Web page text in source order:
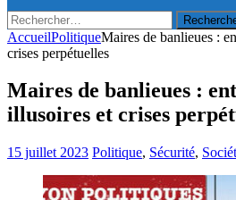
Rechercher :
AccueilPolitiqueMaires de banlieues :
crises perpétuelles
Maires de banlieues :
illusoires et crises
15 juillet 2023 Politique, Sécurité,